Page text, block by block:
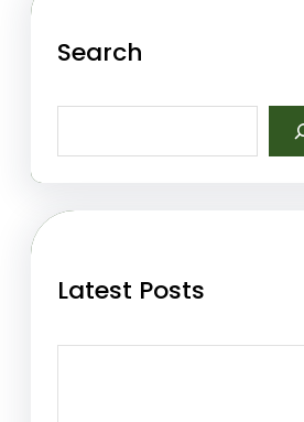
Search
a
h
Latest Posts